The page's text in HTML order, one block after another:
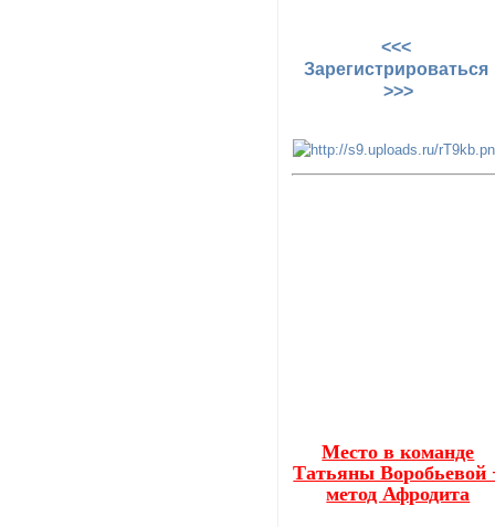
<<<
Зарегистрироваться
>>>
Место в команде
Татьяны Воробьевой
метод Афродита